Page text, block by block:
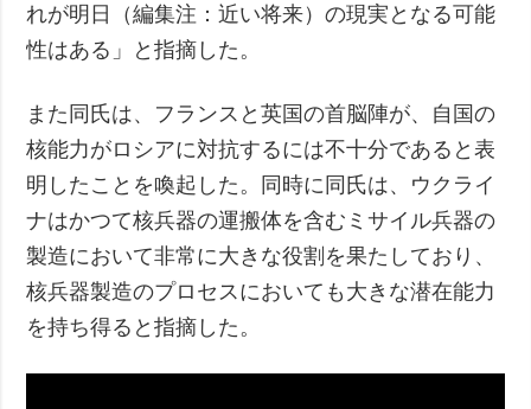
れが明日（編集注：近い将来）の現実となる可能
性はある」と指摘した。
また同氏は、フランスと英国の首脳陣が、自国の
核能力がロシアに対抗するには不十分であると表
明したことを喚起した。同時に同氏は、ウクライ
ナはかつて核兵器の運搬体を含むミサイル兵器の
製造において非常に大きな役割を果たしており、
核兵器製造のプロセスにおいても大きな潜在能力
を持ち得ると指摘した。